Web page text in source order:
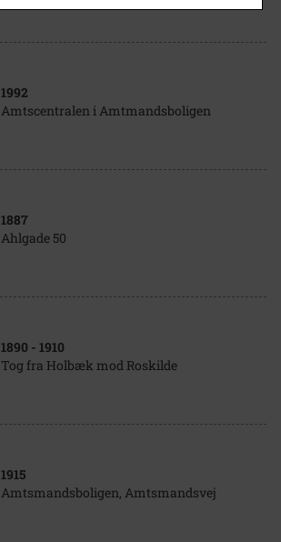
1992
Amtscentralen i Amtmandsboligen
1887
Ahlgade 50
1890 - 1910
Tog fra Holbæk mod Roskilde
1915
Amtsmandsboligen, Amtsmandsvej